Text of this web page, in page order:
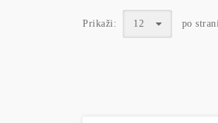
Prikaži: 12 po